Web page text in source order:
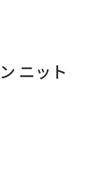
ニット